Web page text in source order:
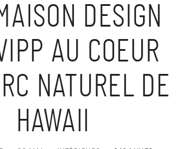
DESIGN
AU COEUR
NATUREL DE
HAWAII